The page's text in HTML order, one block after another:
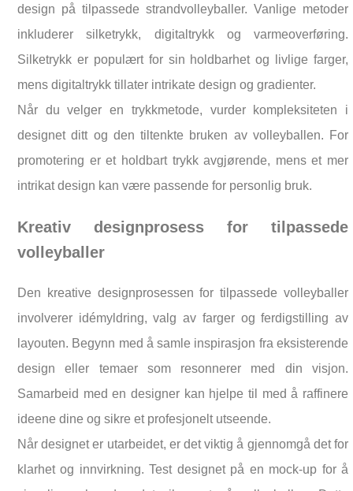
design på tilpassede strandvolleyballer. Vanlige metoder
inkluderer silketrykk, digitaltrykk og varmeoverføring.
Silketrykk er populært for sin holdbarhet og livlige farger,
mens digitaltrykk tillater intrikate design og gradienter.
Når du velger en trykkmetode, vurder kompleksiteten i
designet ditt og den tiltenkte bruken av volleyballen. For
promotering er et holdbart trykk avgjørende, mens et mer
intrikat design kan være passende for personlig bruk.
Kreativ designprosess for tilpassede
volleyballer
Den kreative designprosessen for tilpassede volleyballer
involverer idémyldring, valg av farger og ferdigstilling av
layouten. Begynn med å samle inspirasjon fra eksisterende
design eller temaer som resonnerer med din visjon.
Samarbeid med en designer kan hjelpe til med å raffinere
ideene dine og sikre et profesjonelt utseende.
Når designet er utarbeidet, er det viktig å gjennomgå det for
klarhet og innvirkning. Test designet på en mock-up for å